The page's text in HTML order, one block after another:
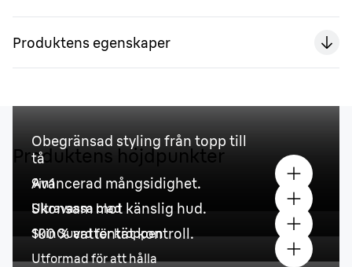
Produktens egenskaper
Produktens höjdpunkter
Obegränsad styling från topp till
tå
9in1
Avancerad mångsidighet.
Ultravassa blad
Skonsam mot känslig hud.
SkinGuard för kroppen
100 % vattentät kontroll.
Utformad för att hålla